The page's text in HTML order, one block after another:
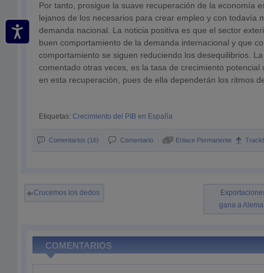
Por tanto, prosigue la suave recuperación de la economía
lejanos de los necesarios para crear empleo y con todavía
demanda nacional. La noticia positiva es que el sector
buen comportamiento de la demanda internacional y que
comportamiento se siguen reduciendo los desequilibrios.
comentado otras veces, es la tasa de crecimiento potencial
en esta recuperación, pues de ella dependerán los ritmos
Etiquetas: Crecimiento del PIB en España
Comentarios (16) Comentario Enlace Permanente
Crucemos los dedos
gana a
COMENTARIOS